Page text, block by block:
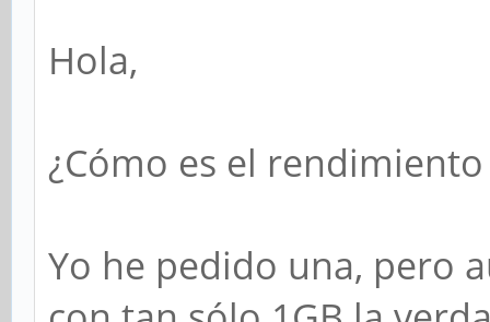
Hola,
¿Cómo es el
Yo he pedido una, pero